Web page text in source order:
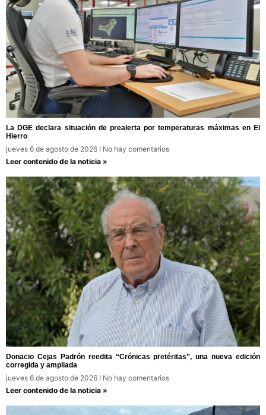
La DGE declara situación de prealerta por temperaturas máximas en El
Hierro
jueves 6 de agosto de 2026
No hay comentarios
Leer contenido de la noticia »
Donacio Cejas Padrón reedita “Crónicas pretéritas”, una nueva edición
corregida y ampliada
jueves 6 de agosto de 2026
No hay comentarios
Leer contenido de la noticia »